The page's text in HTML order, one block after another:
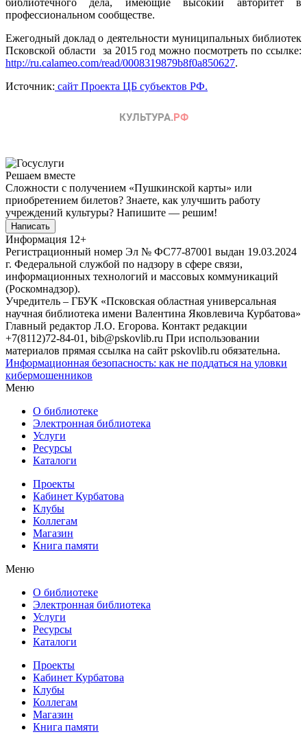
профессиональном сообществе.
Ежегодный доклад о деятельности муниципальных библиотек
Псковской области за 2015 год можно посмотреть по ссылке:
http://ru.calameo.com/read/0008319879b8f0a850627.
Источник: сайт Проекта ЦБ субъектов РФ.
Решаем вместе
Сложности с получением «Пушкинской карты» или
приобретением билетов? Знаете, как улучшить работу
учреждений культуры? Напишите — решим!
Написать
Информация 12+
Регистрационный номер Эл № ФС77-87001 выдан 19.03.2024
г. Федеральной службой по надзору в сфере связи,
информационных технологий и массовых коммуникаций
(Роскомнадзор).
Учредитель – ГБУК «Псковская областная универсальная
научная библиотека имени Валентина Яковлевича Курбатова»
Главный редактор Л.О. Егорова. Контакт редакции
+7(8112)72-84-01, bib@pskovlib.ru При использовании
материалов прямая ссылка на сайт pskovlib.ru обязательна.
Информационная безопасность: как не поддаться на уловки
кибермошенников
Меню
О библиотеке
Электронная библиотека
Услуги
Ресурсы
Каталоги
Проекты
Кабинет Курбатова
Клубы
Коллегам
Магазин
Книга памяти
Меню
О библиотеке
Электронная библиотека
Услуги
Ресурсы
Каталоги
Проекты
Кабинет Курбатова
Клубы
Коллегам
Магазин
Книга памяти